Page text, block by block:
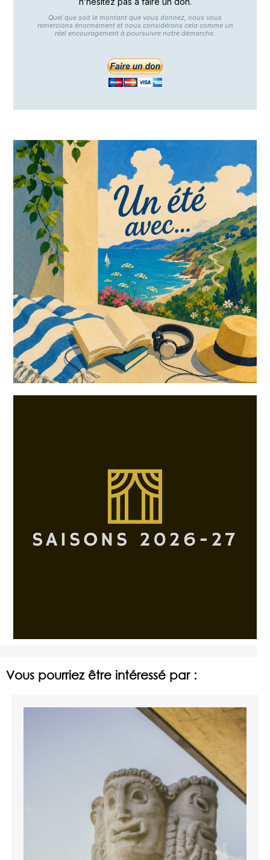
Quel que soit le montant que vous donnez, nous vous
remercions énormément et nous considérons cela comme un
réel encouragement à poursuivre notre démarche.
Vous pourriez être intéressé par :